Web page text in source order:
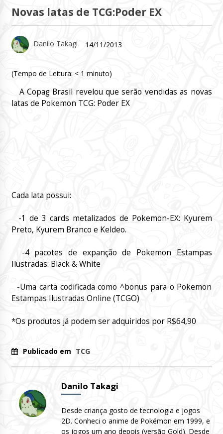
Novas latas de TCG:Poder EX
Danilo Takagi 14/11/2013
(Tempo de Leitura: < 1 minuto)
A Copag Brasil revelou que serão vendidas as novas
latas de Pokemon TCG: Poder EX
Cada lata possui:
-1 de 3 cards metalizados de Pokemon-EX: Kyurem
Preto, Kyurem Branco e Keldeo.
-4 pacotes de expanção de Pokemon Estampas
Ilustradas: Black & White
-Uma carta codificada como ^bonus para o Pokemon
Estampas Ilustradas Online (TCGO)
*Os produtos já podem ser adquiridos por R$64,90
Publicado em TCG
Danilo Takagi
Desde criança gosto de tecnologia e jogos
2D. Conheci o anime de Pokémon em 1999, e
os jogos um ano depois (versão Gold). Desde